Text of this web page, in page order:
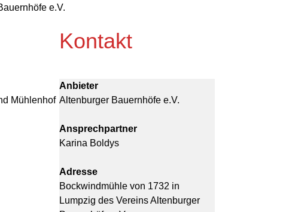
e.V.
Mühlenhof
Kontakt
Anbieter
Altenburger Bauernhöfe e.V.
Ansprechpartner
Karina Boldys
Adresse
Bockwindmühle von 1732 in
Lumpzig des Vereins Altenburger